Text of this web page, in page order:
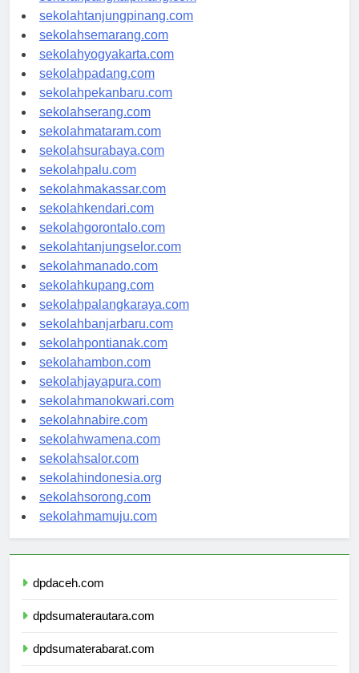
sekolahpangkalpinang.com
sekolahtanjungpinang.com
sekolahsemarang.com
sekolahyogyakarta.com
sekolahpadang.com
sekolahpekanbaru.com
sekolahserang.com
sekolahmataram.com
sekolahsurabaya.com
sekolahpalu.com
sekolahmakassar.com
sekolahkendari.com
sekolahgorontalo.com
sekolahtanjungselor.com
sekolahmanado.com
sekolahkupang.com
sekolahpalangkaraya.com
sekolahbanjarbaru.com
sekolahpontianak.com
sekolahambon.com
sekolahjayapura.com
sekolahmanokwari.com
sekolahnabire.com
sekolahwamena.com
sekolahsalor.com
sekolahindonesia.org
sekolahsorong.com